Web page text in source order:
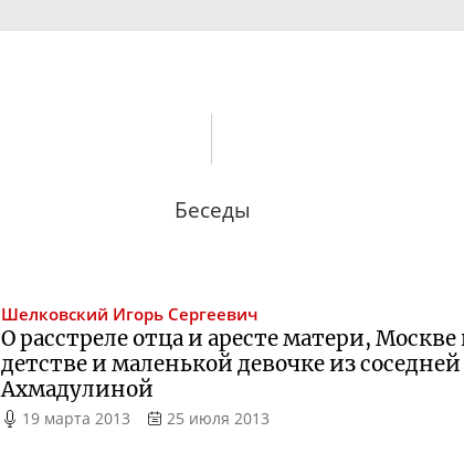
Беседы
Шелковский Игорь Сергеевич
О расстреле отца и аресте матери,
детстве и маленькой девочке из
Ахмадулиной
19 марта 2013 25 июля 2013